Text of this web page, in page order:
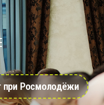
при Росмолодёжи